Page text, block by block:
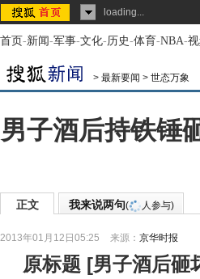
loading...
首页-新闻-军事-文化-历史-体育-NBA-
> 最新要闻 > 世态万象
男子酒后持铁锤
正文 我来说两句( 人参与)
2013年01月12日05:25 来源： 京华时报
原标题 [男子酒后砸